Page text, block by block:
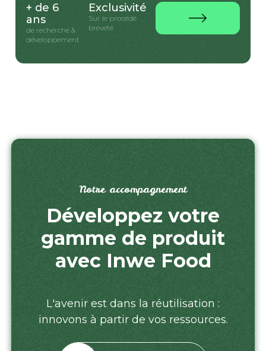
+ de 6
ans
de recherche &
développement
Exclusivité
Sur le procédé
breveté
Notre accompagnement
Développez votre
gamme de produit
avec Inwe Food
L'avenir est dans la réutilisation :
innovons à partir de vos ressources.